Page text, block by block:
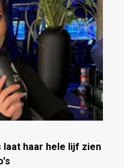
haar hele lijf zien